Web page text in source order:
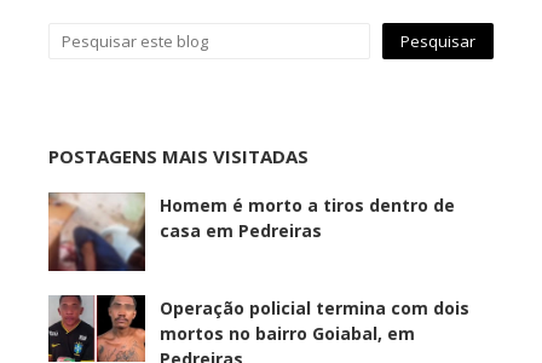
POSTAGENS MAIS VISITADAS
Homem é morto a tiros dentro de
casa em Pedreiras
Operação policial termina com dois
mortos no bairro Goiabal, em